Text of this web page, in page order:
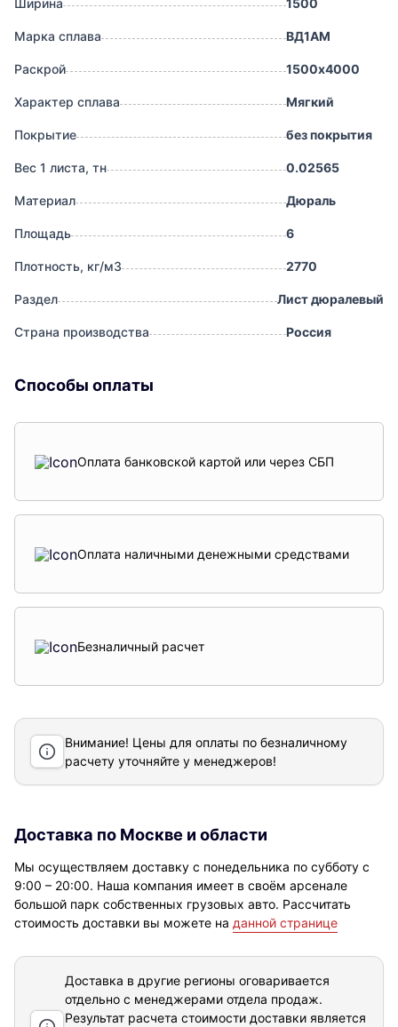
Ширина 1500
Марка сплава ВД1АМ
Раскрой 1500х4000
Характер сплава Мягкий
Покрытие без покрытия
Вес 1 листа, тн 0.02565
Материал Дюраль
Площадь 6
Плотность, кг/м3 2770
Раздел Лист дюралевый
Страна производства Россия
Способы оплаты
Оплата банковской картой или через СБП
Оплата наличными денежными средствами
Безналичный расчет
Внимание! Цены для оплаты по безналичному
расчету уточняйте у менеджеров!
Доставка по Москве и области
Мы осуществляем доставку с понедельника по субботу с
9:00 – 20:00. Наша компания имеет в своём арсенале
большой парк собственных грузовых авто. Рассчитать
стоимость доставки вы можете на данной странице
Доставка в другие регионы оговаривается
отдельно с менеджерами отдела продаж.
Результат расчета стоимости доставки является